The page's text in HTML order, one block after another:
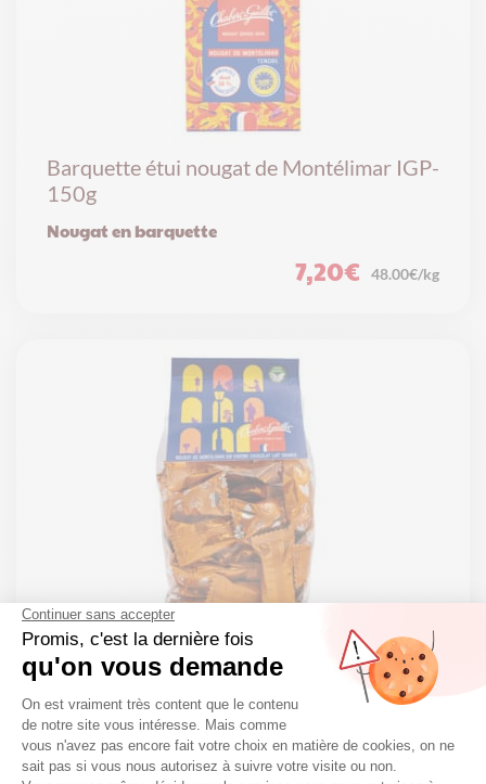
Barquette étui nougat de Montélimar IGP-
150g
Nougat en barquette
7,20€ 48.00€/kg
Nougat de Montélimar IGP enrobé
chocolat lait orange – 400g
Sachet de nougat
28,10€ 70.25€/kg
3 avis